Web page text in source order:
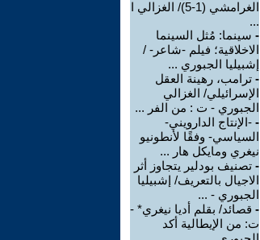
الغرامشي (1-5)/ الغزالي ا
...
- سينما: مُثل السينما
الاخلاقية؛ فيلم -شاعر- /
إشبيليا الجبوري ...
- ترامب، رهينة العقل
الإسرائيلي/ الغزالي
الجبوري - ت : من الفر ...
- -الإنتاج الدارويني-
السياسي- وفقًا لأنطونيو
نيغري ومايكل هار ...
- تصنيف بودلير يتجاوز أثر
الاجيال بالتعريف/ إشبيليا
الجبوري - ...
- قصائد/ بقلم أديا نيغري* -
ت: من الإيطالية أكد